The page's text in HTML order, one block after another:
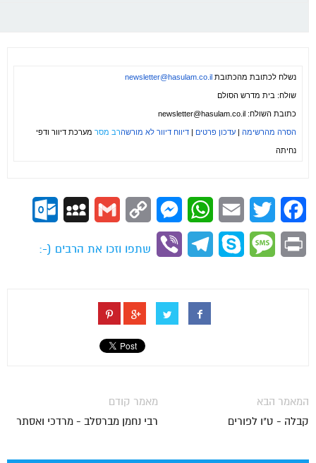
נשלח לכתובת מהכתובת newsletter@hasulam.co.il
שולח: בית מדרש הסולם
כתובת השולח: newsletter@hasulam.co.il
הסרה מהרשימה | עדכון פרטים | דיווח דיוור לא מורשהרב מסר מערכת דיוור ודפי
נחיתה
Facebook
Twitter
Email
WhatsApp
Messenger
Copy
Gmail
MySpace
Print
Message
Skype
Telegram
Viber
שתפו וזכו את הרבים (-:
מאמר קודם
רבי נחמן מברסלב - מרדכי ואסתר
המאמר הבא
קבלה - ט"ו לפורים